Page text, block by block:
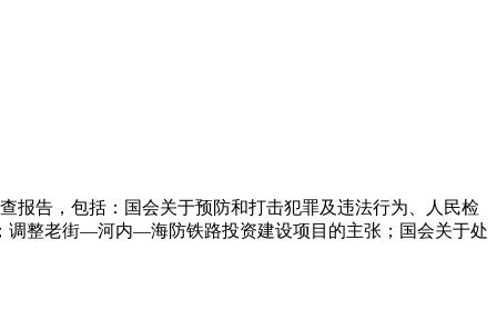
报告，包括：国会关于预防和打击犯罪及违法行为、人民检
调整老街—河内—海防铁路投资建设项目的主张；国会关于处